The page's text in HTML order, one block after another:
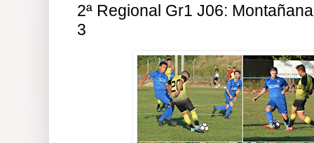
2ª Regional Gr1 J06:
3